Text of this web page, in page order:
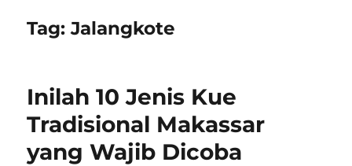
Tag:Jalangkote
Inilah 10 Jenis Kue
Tradisional Makassar
yang Wajib Dicoba